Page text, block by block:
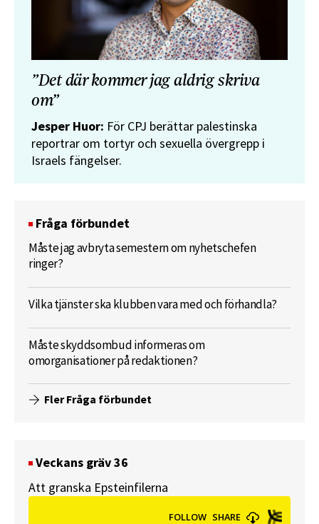
”Det där kommer jag aldrig skriva
om”
Jesper Huor: För CPJ berättar palestinska
reportrar om tortyr och sexuella övergrepp i
Israels fängelser.
Fråga förbundet
Måste jag avbryta semestern om nyhetschefen
ringer?
Vilka tjänster ska klubben vara med och förhandla?
Måste skyddsombud informeras om
omorganisationer på redaktionen?
Fler Fråga förbundet
Veckans gräv 36
Att granska Epsteinfilerna